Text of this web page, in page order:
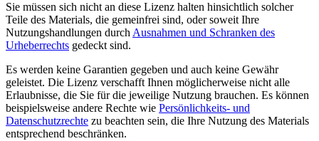
Sie müssen sich nicht an diese Lizenz halten hinsichtlich solcher
Teile des Materials, die gemeinfrei sind, oder soweit Ihre
Nutzungshandlungen durch Ausnahmen und Schranken des
Urheberrechts gedeckt sind.
Es werden keine Garantien gegeben und auch keine Gewähr
geleistet. Die Lizenz verschafft Ihnen möglicherweise nicht alle
Erlaubnisse, die Sie für die jeweilige Nutzung brauchen. Es können
beispielsweise andere Rechte wie Persönlichkeits- und
Datenschutzrechte zu beachten sein, die Ihre Nutzung des Materials
entsprechend beschränken.